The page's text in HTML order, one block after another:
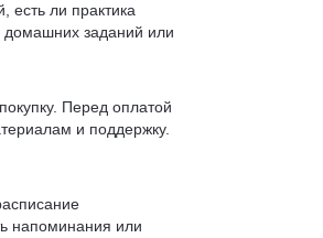
есть ли практика
домашних заданий или
Перед оплатой
и поддержку.
напоминания или